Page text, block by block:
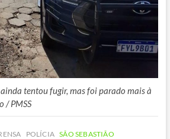
tentou fugir, mas foi parado mais à
/ PMSS
POLÍCIA SÃO SEBASTIÃO